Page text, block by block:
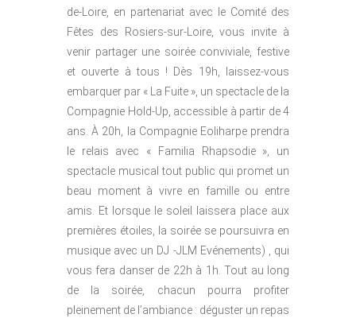
de-Loire, en partenariat avec le Comité des
Fêtes des Rosiers-sur-Loire, vous invite à
venir partager une soirée conviviale, festive
et ouverte à tous ! Dès 19h, laissez-vous
embarquer par « La Fuite », un spectacle de la
Compagnie Hold-Up, accessible à partir de 4
ans. À 20h, la Compagnie Eoliharpe prendra
le relais avec « Familia Rhapsodie », un
spectacle musical tout public qui promet un
beau moment à vivre en famille ou entre
amis. Et lorsque le soleil laissera place aux
premières étoiles, la soirée se poursuivra en
musique avec un DJ -JLM Evénements) , qui
vous fera danser de 22h à 1h. Tout au long
de la soirée, chacun pourra profiter
pleinement de l’ambiance : déguster un repas